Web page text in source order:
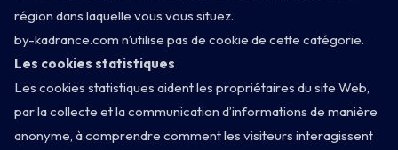
région dans laquelle vous vous situez.
by-kadrance.com n’utilise pas de cookie de cette catégorie.
Les cookies statistiques
Les cookies statistiques aident les propriétaires du site Web,
par la collecte et la communication d’informations de manière
anonyme, à comprendre comment les visiteurs interagissent